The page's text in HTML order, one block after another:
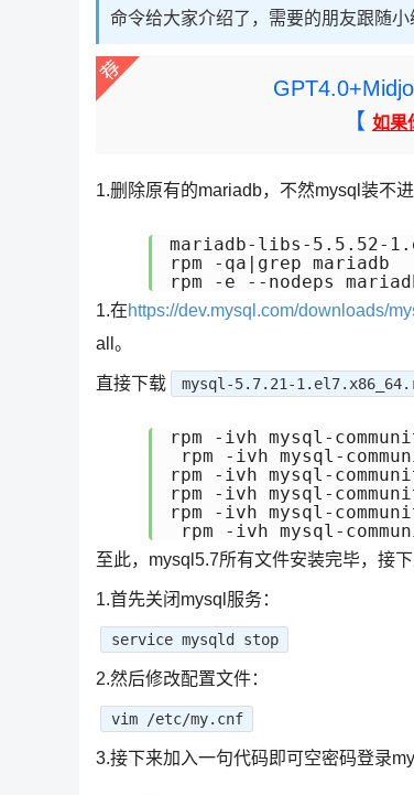
命令给大家介绍了，需要的朋友跟随
【 如果
1.删除原有的mariadb，不然mysql装不
mariadb-libs-5.5.52-
rpm -qa|grep mariadb
rpm -e --nodeps
1.在https://dev.mysql.com/downloads/
all。
直接下载 mysql-5.7.21-
rpm -ivh mysql-
rpm -ivh mysql-
rpm -ivh mysql-
rpm -ivh mysql-
rpm -ivh mysql-
rpm -ivh mysql-
至此，mysql5.7所有文件安装完毕，接
1.首先关闭mysql服务：
service mysqld stop
2.然后修改配置文件：
vim /etc/my.cnf
3.接下来加入一句代码即可空密码登录